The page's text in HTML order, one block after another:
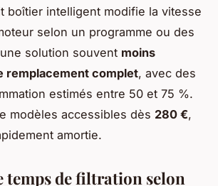
boîtier intelligent modifie la vitesse
selon un programme ou des
solution souvent moins
remplacement complet, avec des
estimés entre 50 et 75 %.
modèles accessibles dès 280 €,
amortie.
temps de filtration selon